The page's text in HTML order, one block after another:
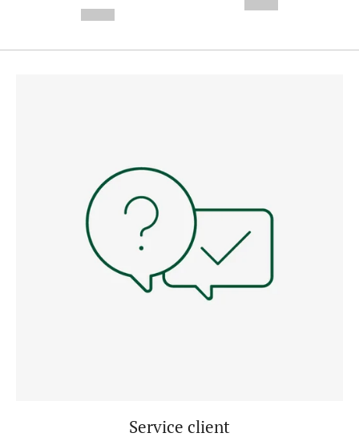
Service client